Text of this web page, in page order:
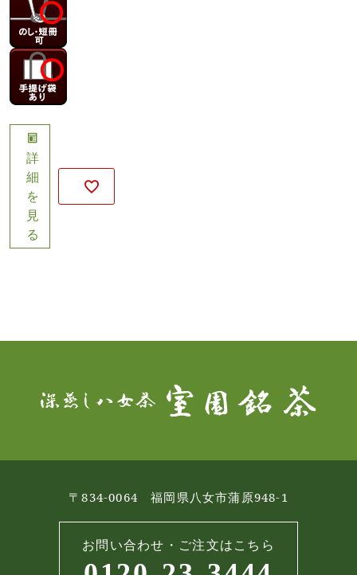
詳
細
を
見
る
〒834-0064 福岡県八女市蒲原948-1
お問い合わせ・ご注文はこちら